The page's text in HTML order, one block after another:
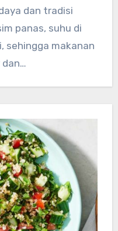
dan tradisi
panas, suhu di
sehingga makanan
dan…